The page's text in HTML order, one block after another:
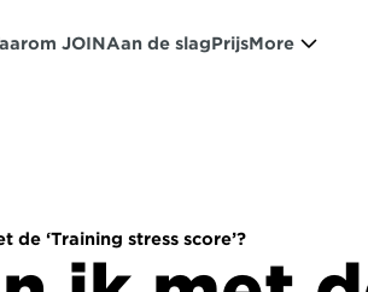
JOINAan de slagPrijsMore
de ‘Training stress score’?